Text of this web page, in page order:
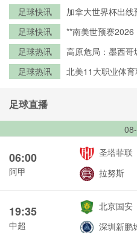
足球快讯
加拿大世界杯出
足球快讯
**南美世预赛
足球热讯
高原危局：墨西
足球热讯
北美11大职业体
足球直播
06:00
阿甲
圣塔菲联
拉努斯
19:35
中超
北京国安
深圳新鹏